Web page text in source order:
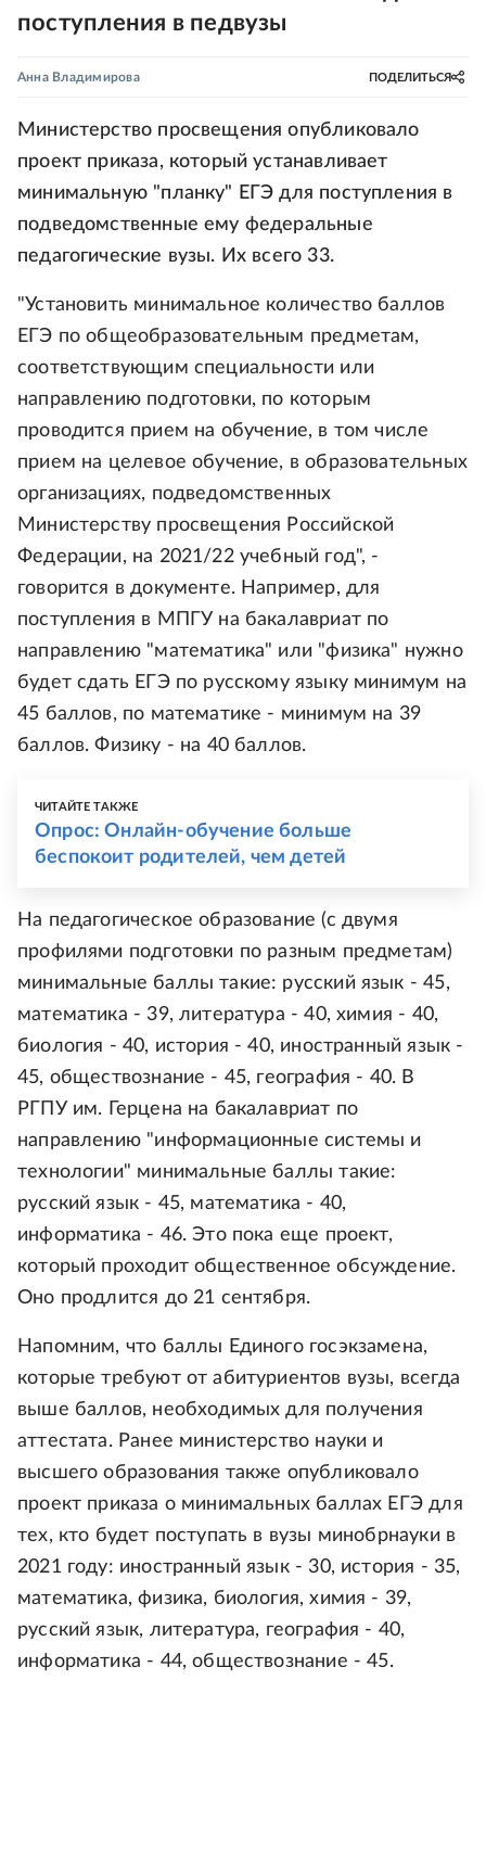
поступления в педвузы
Анна Владимирова ПОДЕЛИТЬСЯ
Министерство просвещения опубликовало
проект приказа, который устанавливает
минимальную "планку" ЕГЭ для поступления в
подведомственные ему федеральные
педагогические вузы. Их всего 33.
"Установить минимальное количество баллов
ЕГЭ по общеобразовательным предметам,
соответствующим специальности или
направлению подготовки, по которым
проводится прием на обучение, в том числе
прием на целевое обучение, в образовательных
организациях, подведомственных
Министерству просвещения Российской
Федерации, на 2021/22 учебный год", -
говорится в документе. Например, для
поступления в МПГУ на бакалавриат по
направлению "математика" или "физика" нужно
будет сдать ЕГЭ по русскому языку минимум на
45 баллов, по математике - минимум на 39
баллов. Физику - на 40 баллов.
ЧИТАЙТЕ ТАКЖЕ
Опрос: Онлайн-обучение больше
беспокоит родителей, чем детей
На педагогическое образование (с двумя
профилями подготовки по разным предметам)
минимальные баллы такие: русский язык - 45,
математика - 39, литература - 40, химия - 40,
биология - 40, история - 40, иностранный язык -
45, обществознание - 45, география - 40. В
РГПУ им. Герцена на бакалавриат по
направлению "информационные системы и
технологии" минимальные баллы такие:
русский язык - 45, математика - 40,
информатика - 46. Это пока еще проект,
который проходит общественное обсуждение.
Оно продлится до 21 сентября.
Напомним, что баллы Единого госэкзамена,
которые требуют от абитуриентов вузы, всегда
выше баллов, необходимых для получения
аттестата. Ранее министерство науки и
высшего образования также опубликовало
проект приказа о минимальных баллах ЕГЭ для
тех, кто будет поступать в вузы минобрнауки в
2021 году: иностранный язык - 30, история - 35,
математика, физика, биология, химия - 39,
русский язык, литература, география - 40,
информатика - 44, обществознание - 45.